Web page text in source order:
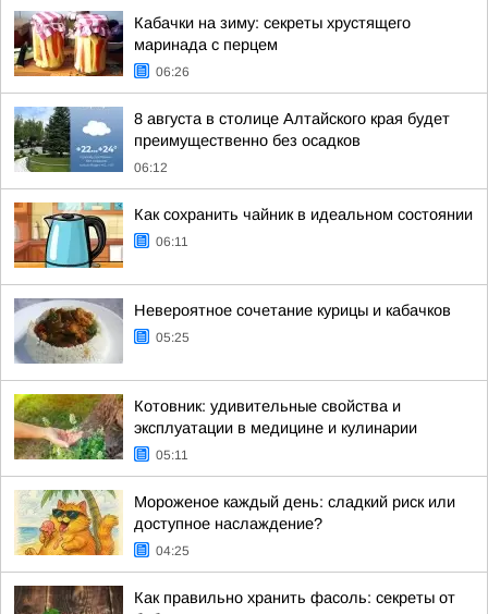
Кабачки на зиму: секреты хрустящего
маринада с перцем
06:26
8 августа в столице Алтайского края будет
преимущественно без осадков
06:12
Как сохранить чайник в идеальном состоянии
06:11
Невероятное сочетание курицы и кабачков
05:25
Котовник: удивительные свойства и
эксплуатации в медицине и кулинарии
05:11
Мороженое каждый день: сладкий риск или
доступное наслаждение?
04:25
Как правильно хранить фасоль: секреты от